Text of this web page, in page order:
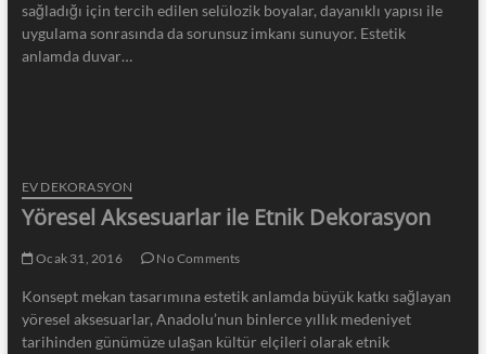
sağladığı için tercih edilen selülozik boyalar, dayanıklı yapısı ile
uygulama sonrasında da sorunsuz imkanı sunuyor. Estetik
anlamda duvar…
EV DEKORASYON
Yöresel Aksesuarlar ile Etnik Dekorasyon
Ocak 31, 2016 No Comments
Konsept mekan tasarımına estetik anlamda büyük katkı sağlayan
yöresel aksesuarlar, Anadolu’nun binlerce yıllık medeniyet
tarihinden günümüze ulaşan kültür elçileri olarak etnik